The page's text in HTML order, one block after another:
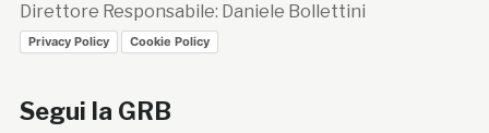
Direttore Responsabile: Daniele Bollettini
Privacy Policy Cookie Policy
Segui la GRB